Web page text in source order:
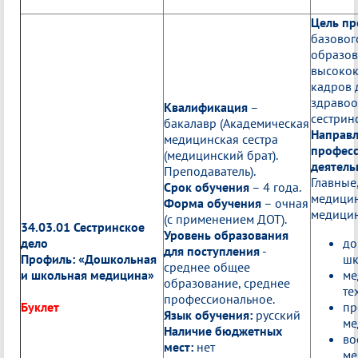
34.03.01 Сестринское
дело
Профиль: «Дошкольная
и школьная медицина»
Буклет
Квалификация –
бакалавр (Академическая
медицинская сестра
(медицинский брат).
Преподаватель).
Срок обучения – 4 года.
Форма обучения – очная
(с применением ДОТ).
Уровень образования
для поступления -
среднее общее
образование, среднее
профессиональное.
Язык обучения: русский
Наличие бюджетных
мест: нет
Цель
кадров